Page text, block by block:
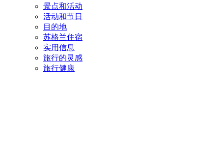
景点和活动
活动和节日
目的地
苏格兰住宿
实用信息
旅行的灵感
旅行健康